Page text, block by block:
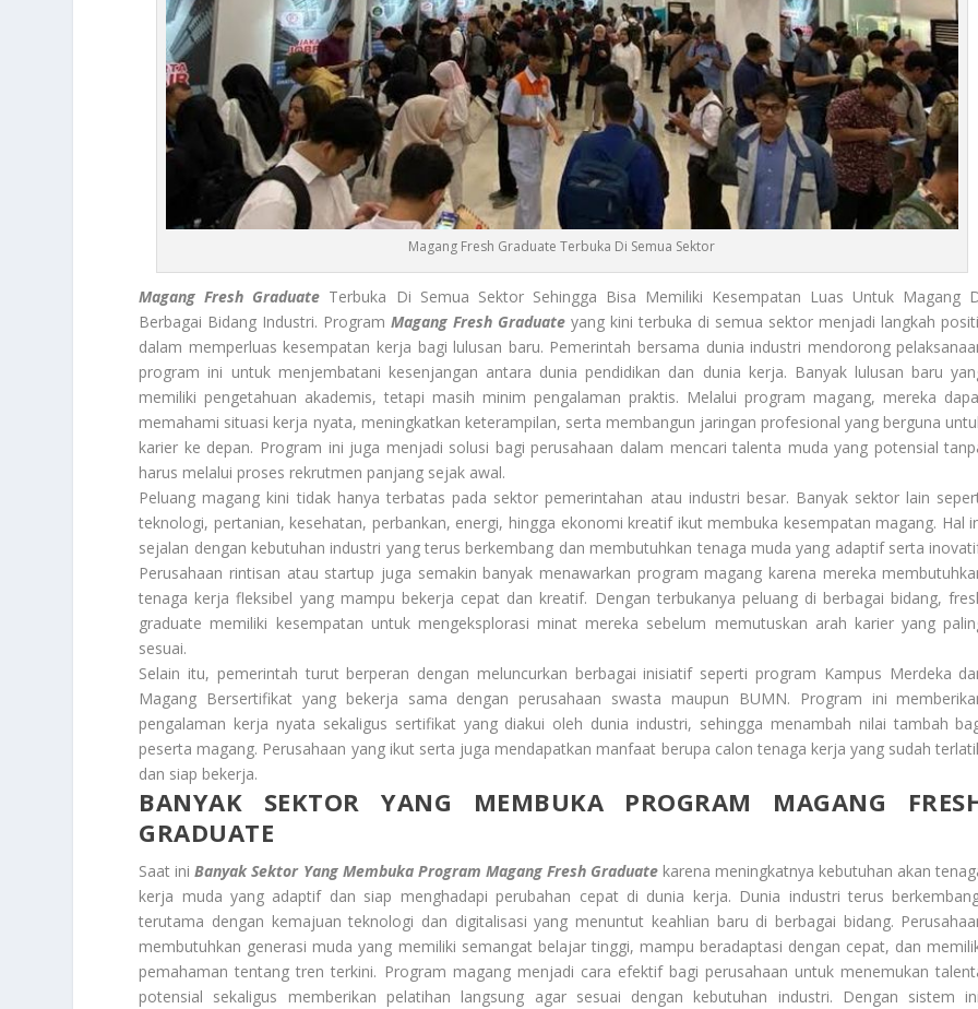
Magang Fresh Graduate Terbuka Di Semua Sektor
Magang Fresh Graduate Terbuka Di Semua Sektor Sehingga Bisa Memiliki Kesempatan Luas Untuk Magang
Berbagai Bidang Industri. ProgramMagang Fresh Graduate yang kini terbuka di semua sektor menjadi langkah
dalam memperluas kesempatan kerja bagi lulusan baru. Pemerintah bersama dunia industri mendorong
program ini untuk menjembatani kesenjangan antara dunia pendidikan dan dunia kerja. Banyak lulusan baru
memiliki pengetahuan akademis, tetapi masih minim pengalaman praktis. Melalui program magang, mereka
memahami situasi kerja nyata, meningkatkan keterampilan, serta membangun jaringan profesional yang berguna
karier ke depan. Program ini juga menjadi solusi bagi perusahaan dalam mencari talenta muda yang potensial
harus melalui proses rekrutmen panjang sejak awal.
Peluang magang kini tidak hanya terbatas pada sektor pemerintahan atau industri besar. Banyak sektor lain
teknologi, pertanian, kesehatan, perbankan, energi, hingga ekonomi kreatif ikut membuka kesempatan magang. Hal
sejalan dengan kebutuhan industri yang terus berkembang dan membutuhkan tenaga muda yang adaptif serta
Perusahaan rintisan atau startup juga semakin banyak menawarkan program magang karena mereka
tenaga kerja fleksibel yang mampu bekerja cepat dan kreatif. Dengan terbukanya peluang di berbagai bidang,
graduate memiliki kesempatan untuk mengeksplorasi minat mereka sebelum memutuskan arah karier yang
sesuai.
Selain itu, pemerintah turut berperan dengan meluncurkan berbagai inisiatif seperti program Kampus Merdeka
Magang Bersertifikat yang bekerja sama dengan perusahaan swasta maupun BUMN. Program ini
pengalaman kerja nyata sekaligus sertifikat yang diakui oleh dunia industri, sehingga menambah nilai tambah
peserta magang. Perusahaan yang ikut serta juga mendapatkan manfaat berupa calon tenaga kerja yang sudah
dan siap bekerja.
BANYAK SEKTOR YANG MEMBUKA PROGRAM MAGANG
GRADUATE
Saat iniBanyak Sektor Yang Membuka Program Magang Fresh Graduatekarena meningkatnya kebutuhan akan
kerja muda yang adaptif dan siap menghadapi perubahan cepat di dunia kerja. Dunia industri terus
terutama dengan kemajuan teknologi dan digitalisasi yang menuntut keahlian baru di berbagai bidang.
membutuhkan generasi muda yang memiliki semangat belajar tinggi, mampu beradaptasi dengan cepat, dan
pemahaman tentang tren terkini. Program magang menjadi cara efektif bagi perusahaan untuk menemukan
potensial sekaligus memberikan pelatihan langsung agar sesuai dengan kebutuhan industri. Dengan sistem